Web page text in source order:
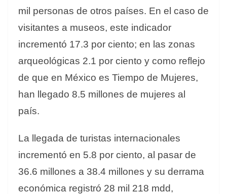
mil personas de otros países. En el caso de
visitantes a museos, este indicador
incrementó 17.3 por ciento; en las zonas
arqueológicas 2.1 por ciento y como reflejo
de que en México es Tiempo de Mujeres,
han llegado 8.5 millones de mujeres al
país.
La llegada de turistas internacionales
incrementó en 5.8 por ciento, al pasar de
36.6 millones a 38.4 millones y su derrama
económica registró 28 mil 218 mdd,